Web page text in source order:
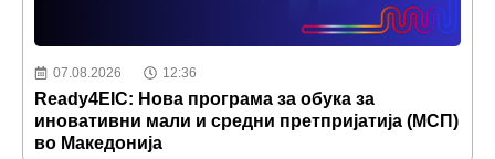
07.08.2026 12:36
Ready4EIC: Нова програма за обука за
иновативни мали и средни претпријатија (МСП)
во Македонија